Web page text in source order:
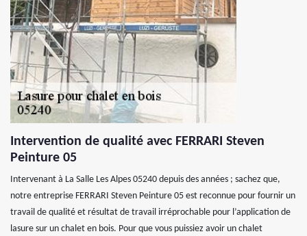
Intervention de qualité avec FERRARI Steven
Peinture 05
Intervenant à La Salle Les Alpes 05240 depuis des années ; sachez que,
notre entreprise FERRARI Steven Peinture 05 est reconnue pour fournir un
travail de qualité et résultat de travail irréprochable pour l’application de
lasure sur un chalet en bois. Pour que vous puissiez avoir un chalet